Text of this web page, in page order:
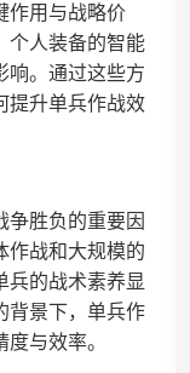
作用与战略价
个人装备的智能
响。通过这些方
提升单兵作战效
争胜负的重要因
作战和大规模的
兵的战术素养显
背景下，单兵作
与效率。